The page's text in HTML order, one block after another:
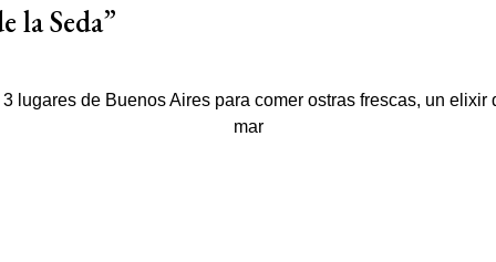
la Seda”